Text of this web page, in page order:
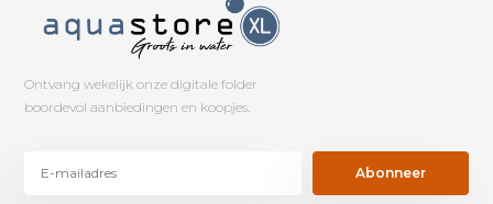
Ontvang wekelijk onze digitale folder
boordevol aanbiedingen en koopjes.
Abonneer